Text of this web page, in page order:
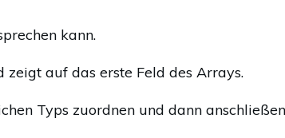
kann.
auf das erste Feld des Arrays.
Typs zuordnen und dann